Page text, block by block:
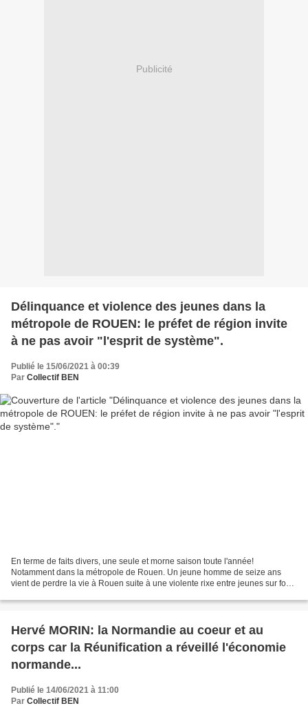
Publicité
Délinquance et violence des jeunes dans la
métropole de ROUEN: le préfet de région invite
à ne pas avoir "l'esprit de système".
Publié le 15/06/2021 à 00:39
Par Collectif BEN
En terme de faits divers, une seule et morne saison toute l'année!
Notamment dans la métropole de Rouen. Un jeune homme de seize ans
vient de perdre la vie à Rouen suite à une violente rixe entre jeunes sur fond
Hervé MORIN: la Normandie au coeur et au
corps car la Réunification a réveillé l'économie
normande...
Publié le 14/06/2021 à 11:00
Par Collectif BEN